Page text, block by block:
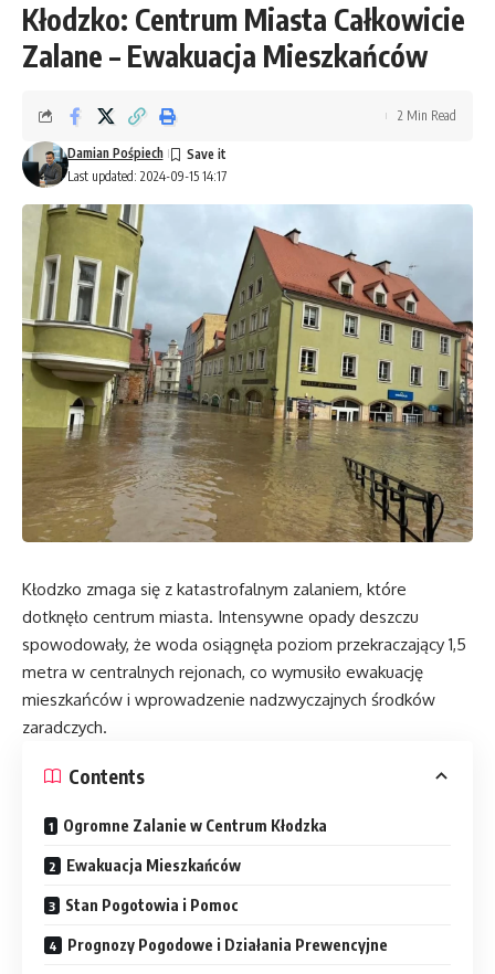
Kłodzko: Centrum Miasta Całkowicie
Zalane – Ewakuacja Mieszkańców
Last updated: 2024-09-15 14:17
Damian Pośpiech
2 Min Read
Kłodzko zmaga się z katastrofalnym zalaniem, które
dotknęło centrum miasta. Intensywne opady deszczu
spowodowały, że woda osiągnęła poziom przekraczający 1,5
metra w centralnych rejonach, co wymusiło ewakuację
mieszkańców i wprowadzenie nadzwyczajnych środków
zaradczych.
Contents
Ogromne Zalanie w Centrum Kłodzka
Ewakuacja Mieszkańców
Stan Pogotowia i Pomoc
Prognozy Pogodowe i Działania Prewencyjne